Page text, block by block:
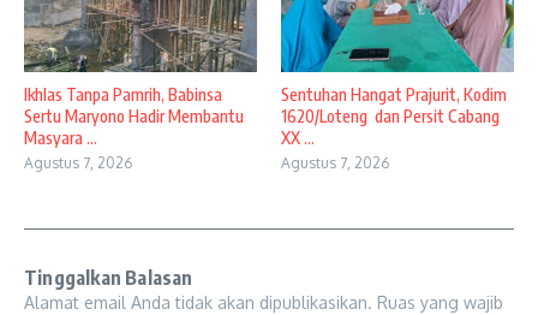
Ikhlas Tanpa Pamrih, Babinsa
Sertu Maryono Hadir Membantu
Masyara ...
Agustus 7, 2026
Sentuhan Hangat Prajurit, Kodim
1620/Loteng dan Persit Cabang
XX ...
Agustus 7, 2026
Tinggalkan Balasan
Alamat email Anda tidak akan dipublikasikan. Ruas yang wajib